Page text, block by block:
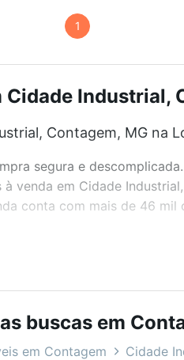
1
Industrial,
Contagem, MG na
segura e
em Cidade
conta com mais de 46
favoritos. Você
e comodidades,
para você na Loft.
buscas em
em Contagem Cidade